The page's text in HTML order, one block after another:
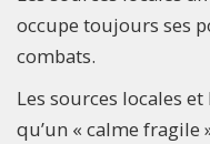
occupe toujours ses
combats.
Les sources locales
qu’un « calme fragile